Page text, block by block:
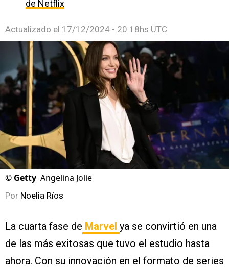
de Netflix
Actualizado el 17/12/2024 - 20:18hs UTC
© Getty Angelina Jolie
Por Noelia Ríos
La cuarta fase de Marvel ya se convirtió en una
de las más exitosas que tuvo el estudio hasta
ahora. Con su innovación en el formato de series